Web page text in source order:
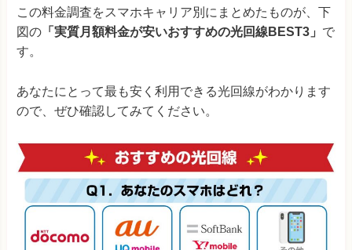
@TCOMヒカリ 4,041円
ピカラ光 (四国エリア限定)
eo光 (関西エリア限定) 3,695円
@nifty光 4,735円
3,805円
※1：ひかり電話の加入が条件 ※料金はすべて税込み
表の補足説明
・新規申込で3年間利用する際に最安値になる方法で算定 ・
この料金調査をスマホキャリア別にまとめたものが、下
図の 「実質月額料金が安いおすすめの光回線BEST3」 で
す。
あなたにとって最も安く利用できる光回線がわかります
ので、ぜひ確認してみてください。